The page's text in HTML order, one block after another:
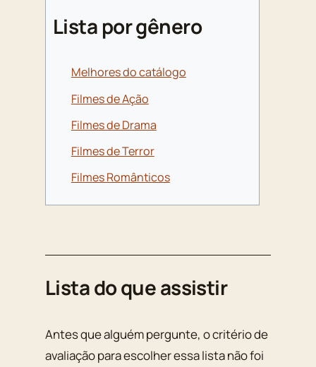
Lista por gênero
Melhores do catálogo
Filmes de Ação
Filmes de Drama
Filmes de Terror
Filmes Românticos
Lista do que assistir
Antes que alguém pergunte, o critério de
avaliação para escolher essa lista não foi